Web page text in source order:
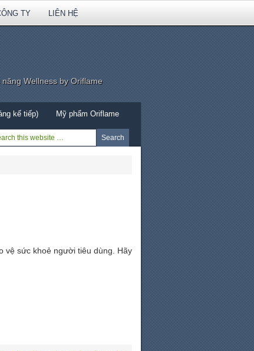
TY LIÊN HỆ
Wellness by Oriflame
kế tiếp) Mỹ phẩm Oriflame
vệ sức khoẻ người tiêu dùng. Hãy